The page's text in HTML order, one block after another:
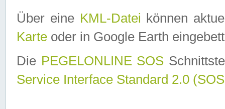
Über eine KML-Datei können
Karte oder in Google Earth
Die PEGELONLINE SOS
Service Interface Standard 2.0